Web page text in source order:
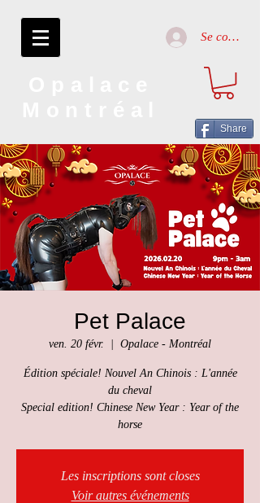
Se connecter
Share
Pet Palace
ven. 20 févr. Opalace - Montréal
Édition spéciale! Nouvel An Chinois : L'année
du cheval
Special edition! Chinese New Year : Year of the
horse
Les inscriptions sont closes
Voir autres événements